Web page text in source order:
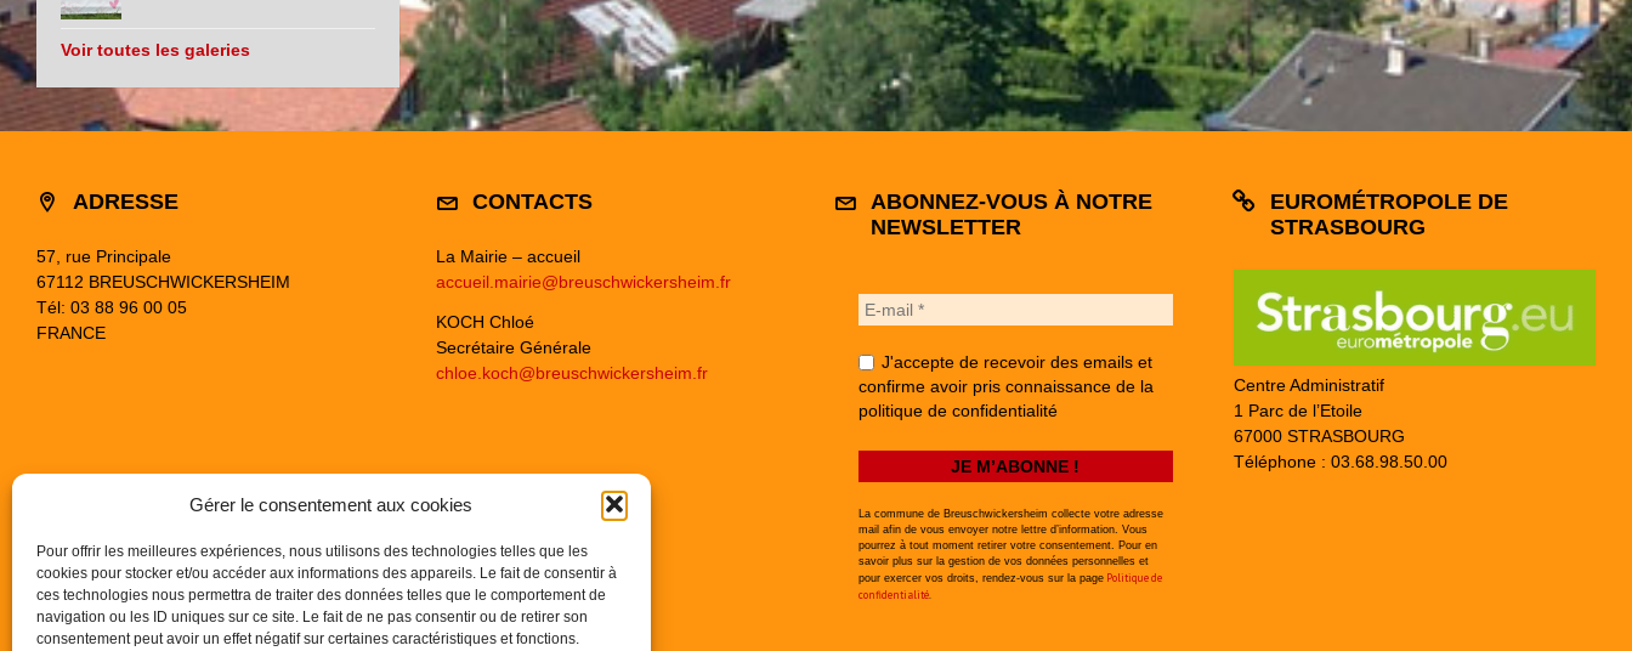
Gérer le consentement aux cookies
Pour offrir les meilleures expériences, nous utilisons des technologies telles que les
cookies pour stocker et/ou accéder aux informations des appareils. Le fait de consentir à
ces technologies nous permettra de traiter des données telles que le comportement de
navigation ou les ID uniques sur ce site. Le fait de ne pas consentir ou de retirer son
consentement peut avoir un effet négatif sur certaines caractéristiques et fonctions.
Voir toutes les galeries
ADRESSE
57, rue Principale
67112 BREUSCHWICKERSHEIM
Tél: 03 88 96 00 05
FRANCE
CONTACTS
La Mairie – accueil
accueil.mairie@breuschwickersheim.fr
KOCH Chloé
Secrétaire Générale
chloe.koch@breuschwickersheim.fr
ABONNEZ-VOUS À NOTRE
NEWSLETTER
J'accepte de recevoir des emails et
confirme avoir pris connaissance de la
politique de confidentialité
La commune de Breuschwickersheim collecte votre adresse
mail afin de vous envoyer notre lettre d’information. Vous
pourrez à tout moment retirer votre consentement. Pour en
savoir plus sur la gestion de vos données personnelles et
pour exercer vos droits, rendez-vous sur la page Politique de
confidentialité
EUROMÉTROPOLE DE
STRASBOURG
Centre Administratif
1 Parc de l’Etoile
67000 STRASBOURG
Téléphone : 03.68.98.50.00